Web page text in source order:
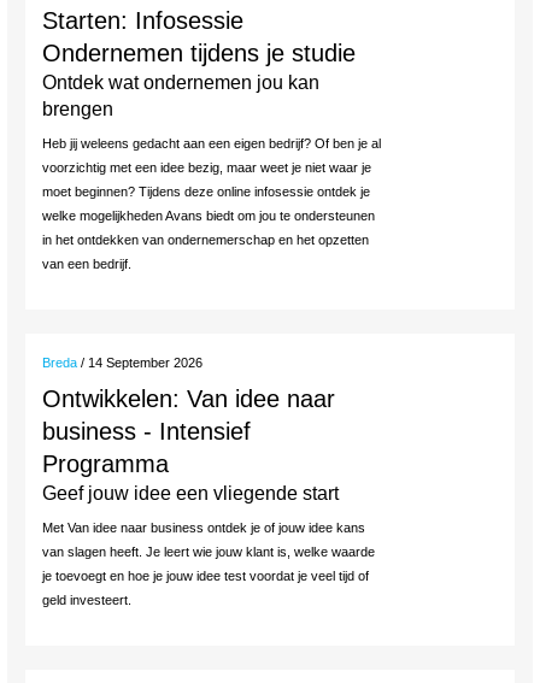
Starten: Infosessie
Ondernemen tijdens je studie
Ontdek wat ondernemen jou kan
brengen
Heb jij weleens gedacht aan een eigen bedrijf? Of ben je al
voorzichtig met een idee bezig, maar weet je niet waar je
moet beginnen? Tijdens deze online infosessie ontdek je
welke mogelijkheden Avans biedt om jou te ondersteunen
in het ontdekken van ondernemerschap en het opzetten
van een bedrijf.
Breda / 14 September 2026
Ontwikkelen: Van idee naar
business - Intensief
Programma
Geef jouw idee een vliegende start
Met Van idee naar business ontdek je of jouw idee kans
van slagen heeft. Je leert wie jouw klant is, welke waarde
je toevoegt en hoe je jouw idee test voordat je veel tijd of
geld investeert.